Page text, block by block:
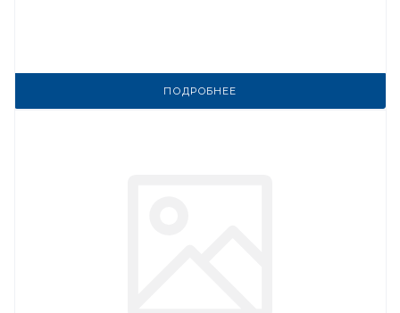
ПОДРОБНЕЕ